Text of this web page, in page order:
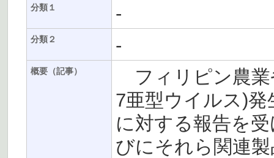
分類１ -
分類２ -
概要（記事）
フィリピン農業
7亜型ウイルス)
に対する報告を
びにそれら関連